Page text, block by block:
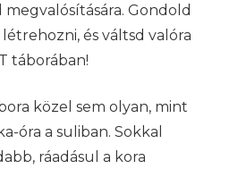
megvalósítására. Gondold
és váltsd valóra
táborában!
közel sem olyan, mint
óra a suliban. Sokkal
ráadásul a kora